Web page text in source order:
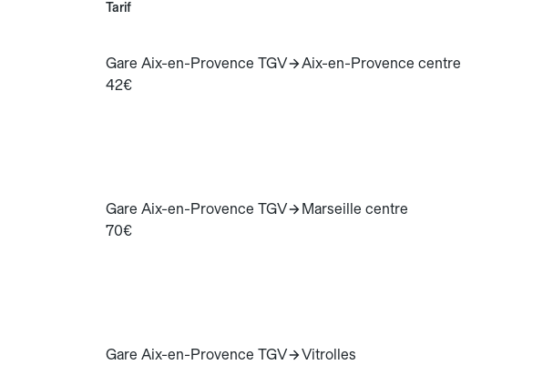
Tarif
Gare Aix-en-Provence TGV
Aix-en-Provence centre
42€
Gare Aix-en-Provence TGV
Marseille centre
70€
Gare Aix-en-Provence TGV
Vitrolles